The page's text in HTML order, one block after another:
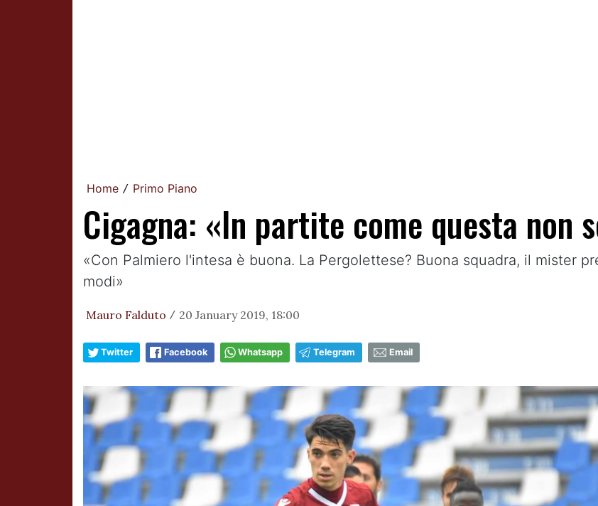
Home / Primo Piano
Cigagna: «In partite come questa non
«Con Palmiero l'intesa è buona. La Pergolettese? Buona squadra, il mister
modi»
Mauro Falduto / 20 January 2019, 18:00
Twitter Facebook Whatsapp Telegram Email